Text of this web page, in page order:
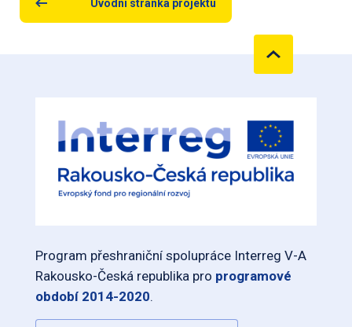
Úvodní stránka projektu
Program přeshraniční spolupráce Interreg V-A
Rakousko-Česká republika pro programové
období 2014-2020.